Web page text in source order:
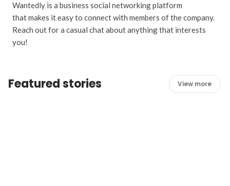
Wantedly is a business social networking platform
that makes it easy to connect with members of the company.
Reach out for a casual chat about anything that interests
you!
Featured stories View more